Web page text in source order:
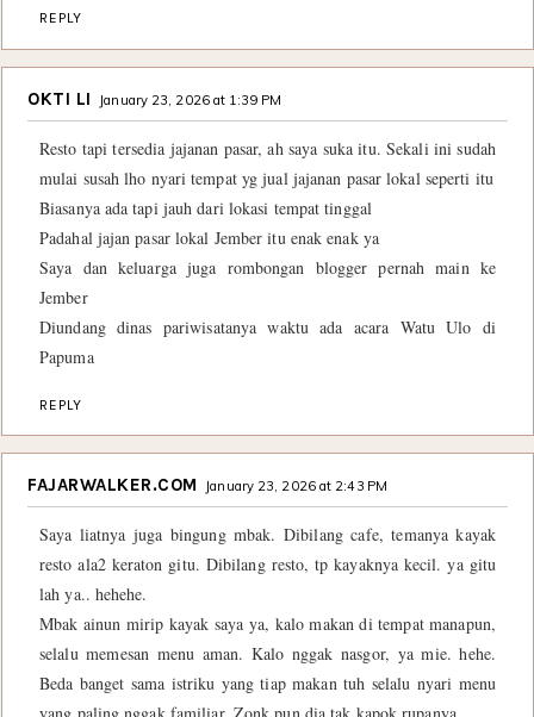
REPLY
OKTI LI January 23, 2026 at 1:39 PM
Resto tapi tersedia jajanan pasar, ah saya suka itu. Sekali ini sudah
mulai susah lho nyari tempat yg jual jajanan pasar lokal seperti itu
Biasanya ada tapi jauh dari lokasi tempat tinggal
Padahal jajan pasar lokal Jember itu enak enak ya
Saya dan keluarga juga rombongan blogger pernah main ke
Jember
Diundang dinas pariwisatanya waktu ada acara Watu Ulo di
Papuma
REPLY
FAJARWALKER.COM January 23, 2026 at 2:43 PM
Saya liatnya juga bingung mbak. Dibilang cafe, temanya kayak
resto ala2 keraton gitu. Dibilang resto, tp kayaknya kecil. ya gitu
lah ya.. hehehe.
Mbak ainun mirip kayak saya ya, kalo makan di tempat manapun,
selalu memesan menu aman. Kalo nggak nasgor, ya mie. hehe.
Beda banget sama istriku yang tiap makan tuh selalu nyari menu